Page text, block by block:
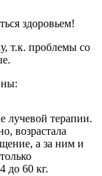
здоровьем!
т.к. проблемы со
лучевой терапии.
возрастала
а за ним и
до 60 кг.